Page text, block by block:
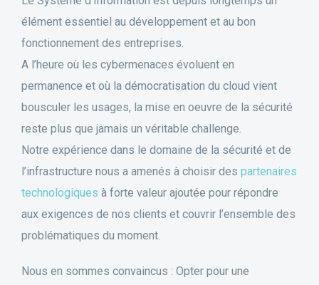
élément essentiel au développement et au bon
fonctionnement des entreprises.
A l’heure où les cybermenaces évoluent en
permanence et où la démocratisation du cloud vient
bousculer les usages, la mise en oeuvre de la sécurité
reste plus que jamais un véritable challenge.
Notre expérience dans le domaine de la sécurité et de
l’infrastructure nous a amenés à choisir des partenaires
technologiques à forte valeur ajoutée pour répondre
aux exigences de nos clients et couvrir l’ensemble des
problématiques du moment.
Nous en sommes convaincus : Opter pour une